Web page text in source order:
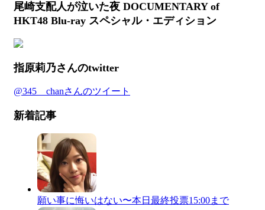
尾崎支配人が泣いた夜 DOCUMENTARY of
HKT48 Blu-ray スペシャル・エディション
指原莉乃さんのtwitter
@345__chanさんのツイート
新着記事
願い事に悔いはない〜本日最終投票15:00まで